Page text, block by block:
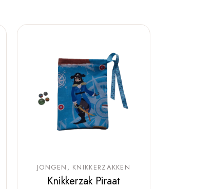
JONGEN KNIKKERZAKKEN
Knikkerzak Piraat